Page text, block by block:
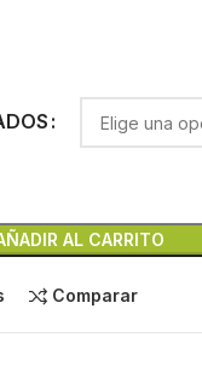
AL CARRITO
Comparar